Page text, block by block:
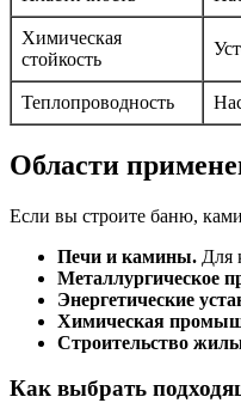
Химическая
стойкость
Теплопроводность
Области
Если вы строите баню,
Печи и камины. Для
Металлургическое
Энергетические
Химическая
Строительство
Как выбрать